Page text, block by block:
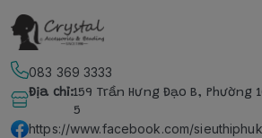
083 369 3333
Địa chỉ:159 Trần Hưng Đạo B, Phường
5
https://www.facebook.com/